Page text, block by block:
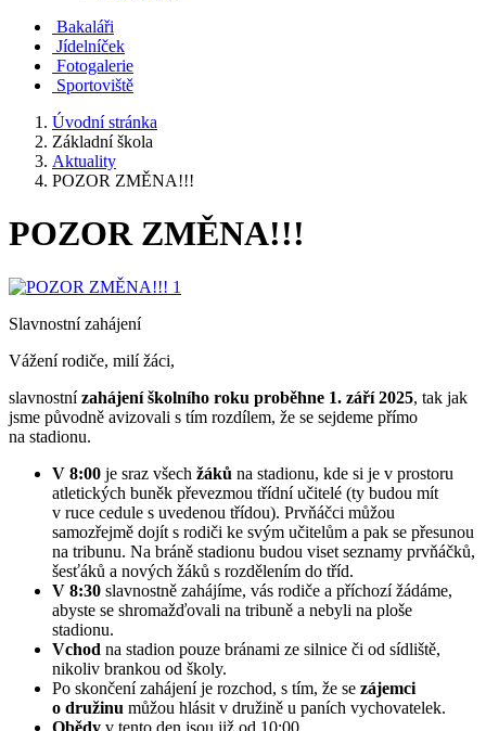
Bakaláři
Jídelníček
Fotogalerie
Sportoviště
Úvodní stránka
Základní škola
Aktuality
POZOR ZMĚNA!!!
POZOR ZMĚNA!!!
Slavnostní zahájení
Vážení rodiče, milí žáci,
slavnostnízahájení školního roku proběhne 1. září 2025, tak jak
jsme původně avizovali s tím rozdílem, že se sejdeme přímo
na stadionu.
V 8:00 je sraz všech žáků na stadionu, kde si je v prostoru
atletických buněk převezmou třídní učitelé (ty budou mít
v ruce cedule s uvedenou třídou). Prvňáčci můžou
samozřejmě dojít s rodiči ke svým učitelům a pak se přesunou
na tribunu. Na bráně stadionu budou viset seznamy prvňáčků,
šesťáků a nových žáků s rozdělením do tříd.
V 8:30 slavnostně zahájíme, vás rodiče a příchozí žádáme,
abyste se shromažďovali na tribuně a nebyli na ploše
stadionu.
Vchod na stadion pouze bránami ze silnice či od sídliště,
nikoliv brankou od školy.
Po skončení zahájení je rozchod, s tím, že se zájemci
o družinu můžou hlásit v družině u paních vychovatelek.
Obědy v tento den jsou již od 10:00.